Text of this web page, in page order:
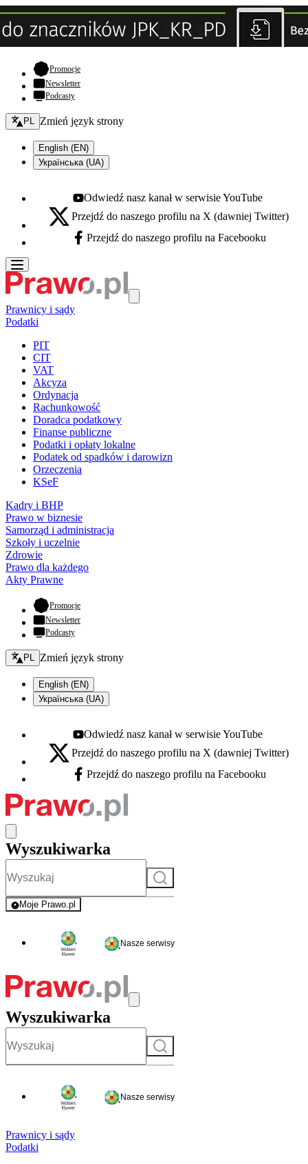
Promocje- otwiera się w nowej karcie
Newsletter
Podcasty
Zmień język - bieżący:
PL Zmień język strony
English (EN)
Українська (UA)
Youtube - otwiera się w nowej karcie
Odwiedź nasz kanał w serwisie YouTube
X - otwiera się w nowej karcie
Przejdź do naszego profilu na X (dawniej Twitter)
Facebook - otwiera się w nowej karcie
Przejdź do naszego profilu na Facebooku
Prawnicy i sądy
Podatki
PIT
CIT
VAT
Akcyza
Ordynacja
Rachunkowość
Doradca podatkowy
Finanse publiczne
Podatki i opłaty lokalne
Podatek od spadków i darowizn
Orzeczenia
KSeF
Kadry i BHP
Prawo w biznesie
Samorząd i administracja
Szkoły i uczelnie
Zdrowie
Prawo dla każdego
Akty Prawne
Promocje- otwiera się w nowej karcie
Newsletter
Podcasty
Zmień język - bieżący:
PL Zmień język strony
English (EN)
Українська (UA)
Youtube - otwiera się w nowej karcie
Odwiedź nasz kanał w serwisie YouTube
X - otwiera się w nowej karcie
Przejdź do naszego profilu na X (dawniej Twitter)
Facebook - otwiera się w nowej karcie
Przejdź do naszego profilu na Facebooku
Wyszukiwarka
Szukaj
Moje Prawo.pl
- rejestracja i logowanie do serwisu
Nasze serwisy
Wyszukiwarka
Szukaj
Nasze serwisy
Prawnicy i sądy
Podatki